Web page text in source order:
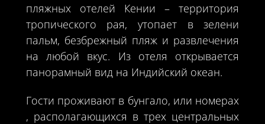
пляжных отелей Кении – территория
тропического рая, утопает в зелени
пальм, безбрежный пляж и развлечения
на любой вкус. Из отеля открывается
панорамный вид на Индийский океан.
Гости проживают в бунгало, или номерах
, располагающихся в трех центральных